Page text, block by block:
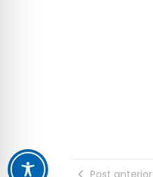
Post anterior